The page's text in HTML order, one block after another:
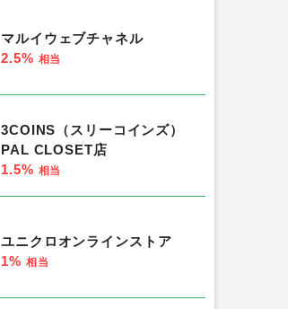
マルイウェブチャネル
2.5% 相当
3COINS（スリーコインズ）
PAL CLOSET店
1.5% 相当
ユニクロオンラインストア
1% 相当